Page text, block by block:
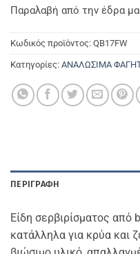
Παραλαβή από την έδρα
Κωδικός προϊόντος: QB17FW
Κατηγορίες: ΑΝΑΛΩΣΙΜΑ
ΠΕΡΙΓΡΑΦΉ
Είδη σερβιρίσματος
κατάλληλα για κρύα και